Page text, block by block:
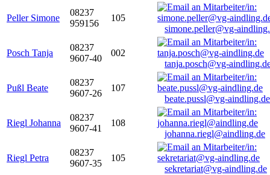
Peller Simone
08237
959156
105
simone.peller@vg-
Posch Tanja
08237
9607-40
002
tanja.posch@vg-
Pußl Beate
08237
9607-26
107
beate.pussl@vg-aindling.de
Riegl Johanna
08237
9607-41
108
johanna.riegl@aindling.de
Riegl Petra
08237
9607-35
105
sekretariat@vg-aindling.de